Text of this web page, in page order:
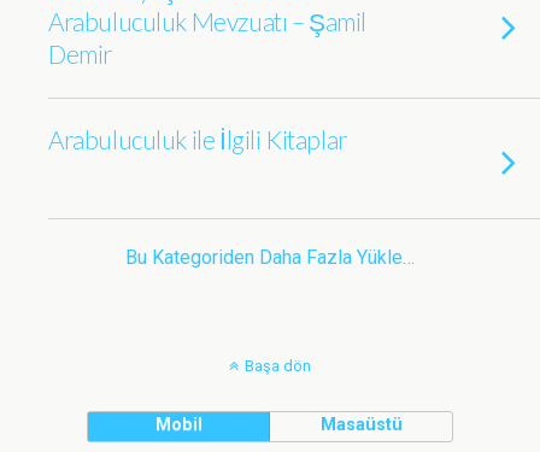
Arabuluculuk Mevzuatı – Şamil
Demir
Arabuluculuk ile İlgili Kitaplar
Bu Kategoriden Daha Fazla Yükle…
Başa dön
Mobil Masaüstü